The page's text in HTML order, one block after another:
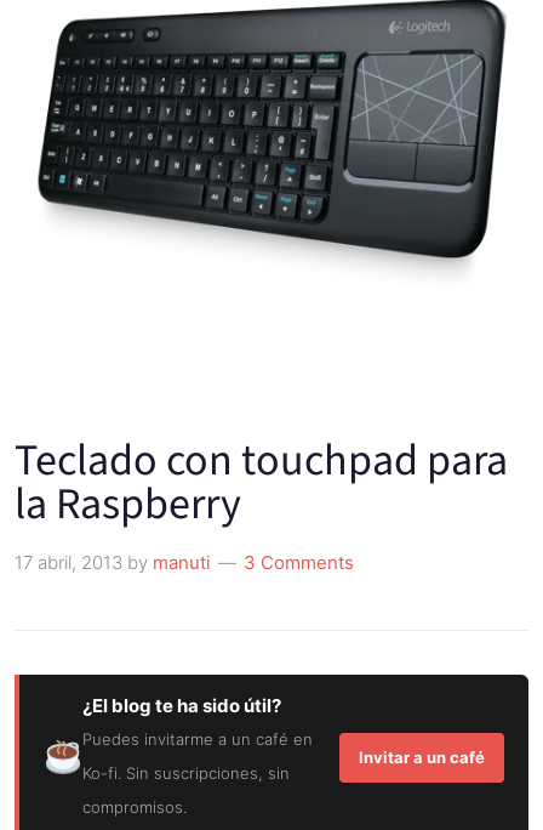
Teclado con touchpad para
la Raspberry
17 abril, 2013 by manuti 3 Comments
¿El blog te ha sido útil?
Puedes invitarme a un café en
Ko-fi. Sin suscripciones, sin
compromisos.
Invitar a un café